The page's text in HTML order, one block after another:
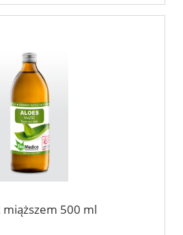
miąższem 500 ml